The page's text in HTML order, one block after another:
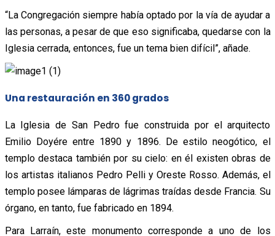
“La Congregación siempre había optado por la vía de ayudar a
las personas, a pesar de que eso significaba, quedarse con la
Iglesia cerrada, entonces, fue un tema bien difícil”, añade.
Una restauración en 360 grados
La Iglesia de San Pedro fue construida por el arquitecto
Emilio Doyére entre 1890 y 1896. De estilo neogótico, el
templo destaca también por su cielo: en él existen obras de
los artistas italianos Pedro Pelli y Oreste Rosso. Además, el
templo posee lámparas de lágrimas traídas desde Francia. Su
órgano, en tanto, fue fabricado en 1894.
Para Larraín, este monumento corresponde a uno de los